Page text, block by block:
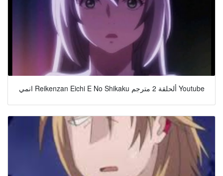
انمي Reikenzan Eichi E No Shikaku ألحلقة 2 مترجم Youtube